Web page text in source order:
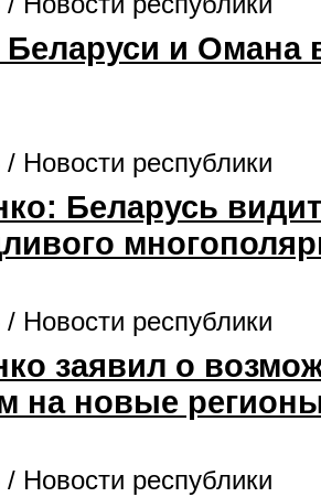
и Омана
/ Новости республики
Беларусь
/ Новости республики
заявил о
на новые
/ Новости республики